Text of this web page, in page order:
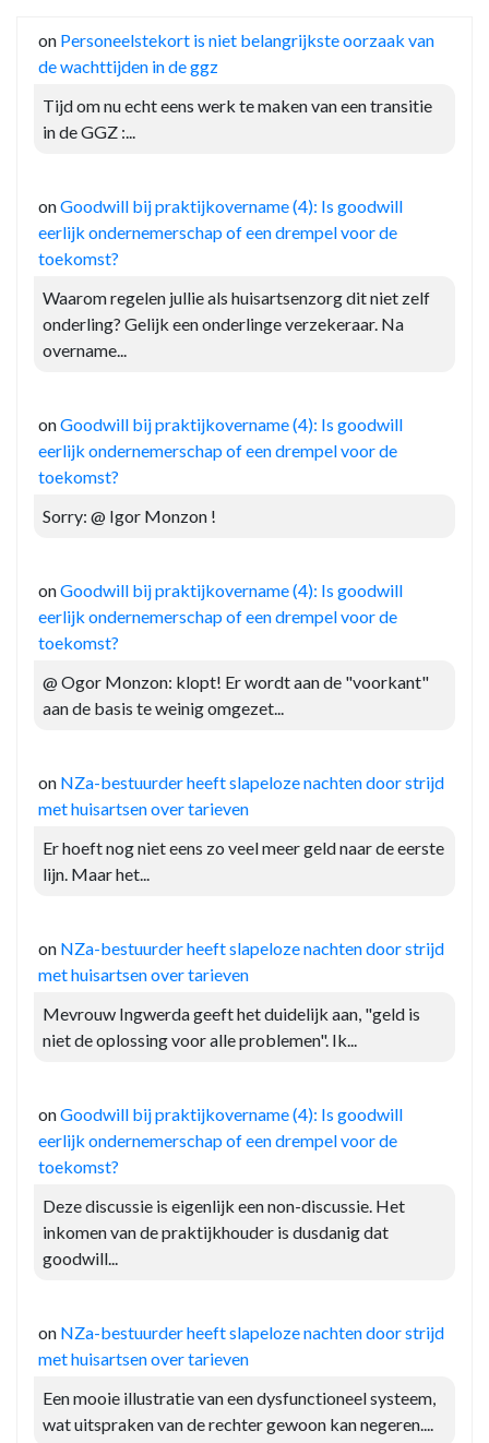
on Personeelstekort is niet belangrijkste oorzaak van
de wachttijden in de ggz
Tijd om nu echt eens werk te maken van een transitie
in de GGZ :...
onGoodwill bij praktijkovername (4): Is goodwill
eerlijk ondernemerschap of een drempel voor de
toekomst?
Waarom regelen jullie als huisartsenzorg dit niet zelf
onderling? Gelijk een onderlinge verzekeraar. Na
overname...
onGoodwill bij praktijkovername (4): Is goodwill
eerlijk ondernemerschap of een drempel voor de
toekomst?
Sorry: @ Igor Monzon !
onGoodwill bij praktijkovername (4): Is goodwill
eerlijk ondernemerschap of een drempel voor de
toekomst?
@ Ogor Monzon: klopt! Er wordt aan de "voorkant"
aan de basis te weinig omgezet...
on NZa-bestuurder heeft slapeloze nachten door strijd
met huisartsen over tarieven
Er hoeft nog niet eens zo veel meer geld naar de eerste
lijn. Maar het...
on NZa-bestuurder heeft slapeloze nachten door strijd
met huisartsen over tarieven
Mevrouw Ingwerda geeft het duidelijk aan, "geld is
niet de oplossing voor alle problemen". Ik...
onGoodwill bij praktijkovername (4): Is goodwill
eerlijk ondernemerschap of een drempel voor de
toekomst?
Deze discussie is eigenlijk een non-discussie. Het
inkomen van de praktijkhouder is dusdanig dat
goodwill...
on NZa-bestuurder heeft slapeloze nachten door strijd
met huisartsen over tarieven
Een mooie illustratie van een dysfunctioneel systeem,
wat uitspraken van de rechter gewoon kan negeren....